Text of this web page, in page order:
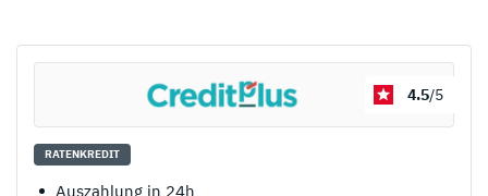
RATENKREDIT
4.5/5
Auszahlung in 24h